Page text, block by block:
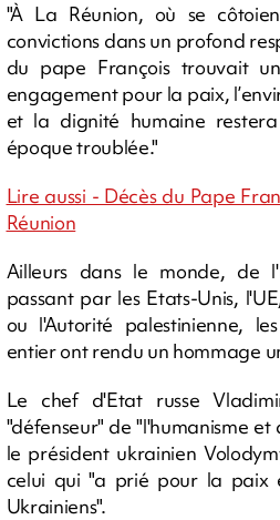
"À La Réunion, où se
convictions dans un profond
du pape François trouvait
engagement pour la paix,
et la dignité humaine
époque troublée."
Lire aussi - Décès du Pape
Réunion
Ailleurs dans le monde, de
passant par les Etats-Unis,
ou l'Autorité palestinienne,
entier ont rendu un hommage
Le chef d'Etat russe
"défenseur" de "l'humanisme et
le président ukrainien
celui qui "a prié pour la paix
Ukrainiens".